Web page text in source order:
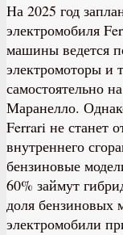
На 2025 год
электромобиля
машины ведется
электромоторы и
самостоятельно
Маранелло.
Ferrari не станет
внутреннего
бензиновые
60% займут
доля бензиновых
электромобили